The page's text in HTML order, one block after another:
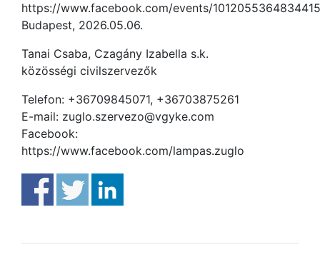
https://www.facebook.com/events/1012055364834415
Budapest, 2026.05.06.
Tanai Csaba, Czagány Izabella s.k.
közösségi civilszervezők
Telefon: +36709845071, +36703875261
E-mail: zuglo.szervezo@vgyke.com
Facebook:
https://www.facebook.com/lampas.zuglo